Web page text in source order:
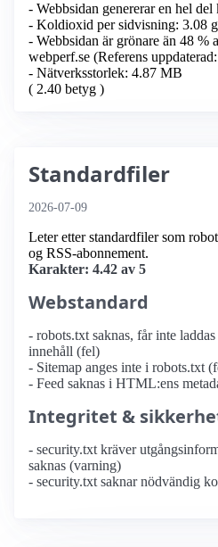
- Webbsidan genererar en hel
- Koldioxid per sidvisning: 3.08
- Webbsidan är grönare än 48 %
webperf.se (Referens
- Nätverksstorlek: 4.87 MB
( 2.40 betyg )
Standardfiler
2026-07-09
Leter etter standardfiler som
og RSS-abonnement.
Karakter: 4.42 av 5
Webstandard
- robots.txt saknas, får inte
innehåll (fel)
- Sitemap anges inte i robots.txt
- Feed saknas i HTML:ens
Integritet &
- security.txt kräver
saknas (varning)
- security.txt saknar nödvändig